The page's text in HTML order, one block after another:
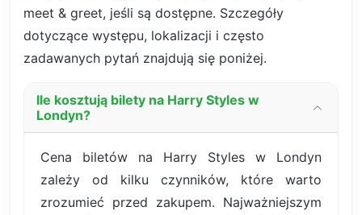
meet & greet, jeśli są dostępne. Szczegóły
dotyczące występu, lokalizacji i często
zadawanych pytań znajdują się poniżej.
Ile kosztują bilety na Harry Styles w
Londyn?
Cena biletów na Harry Styles w Londyn
zależy od kilku czynników, które warto
zrozumieć przed zakupem. Najważniejszym